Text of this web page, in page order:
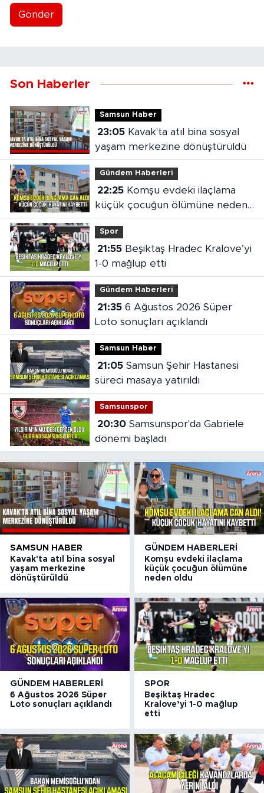
Gönder
Son Haberler
Samsun Haber
23:05Kavak'ta atıl bina sosyal
yaşam merkezine dönüştürüldü
Gündem Haberleri
22:25Komşu evdeki ilaçlama
küçük çocuğun ölümüne neden
oldu
Spor
21:55Beşiktaş Hradec Kralove’yi
1-0 mağlup etti
Gündem Haberleri
21:356 Ağustos 2026 Süper
Loto sonuçları açıklandı
Samsun Haber
21:05Samsun Şehir Hastanesi
süreci masaya yatırıldı
Samsunspor
20:30Samsunspor'da Gabriele
dönemi başladı
SAMSUN HABER
Kavak'ta atıl bina sosyal
yaşam merkezine
dönüştürüldü
GÜNDEM HABERLERI
Komşu evdeki ilaçlama
küçük çocuğun ölümüne
neden oldu
GÜNDEM HABERLERI
6 Ağustos 2026 Süper
Loto sonuçları açıklandı
SPOR
Beşiktaş Hradec
Kralove’yi 1-0 mağlup
etti